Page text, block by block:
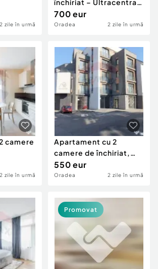
2 zile în urmă
închiriat – Ultracentral,
Piața...
700 eur
Oradea 2 zile în urmă
camere
2 zile în urmă
Apartament cu 2
camere de închiriat,
ultracentral, Str.I...
550 eur
Oradea 2 zile în urmă
Promovat